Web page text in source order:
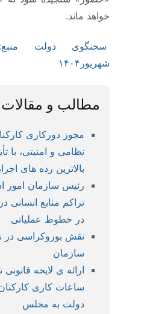
خواهد ماند.
شهریور۱۴۰۴
مطالب و
مجوز دورکاری
نظامی و امنیتی، با
بالاترین رده های
رئیس سازمان امور
تراکم منابع انسانی
در خطوط عملیاتی
نقش بوروکراسی در
سازمان
ارائه ی لایحه
ساعات کاری
دولت به مجلس